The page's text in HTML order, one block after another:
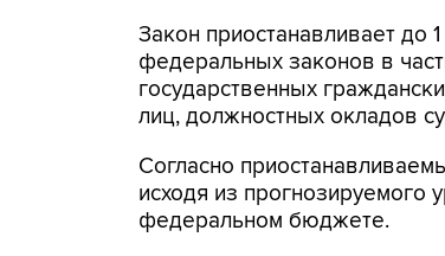
Закон приостанавливает до
федеральных законов в
государственных
лиц, должностных окладов
Согласно
исходя из прогнозируемого
федеральном бюджете.